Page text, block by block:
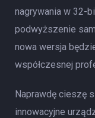
nagrywania w 32-
podwyższenie
nowa wersja
współczesnej
Naprawdę cieszę
innowacyjne